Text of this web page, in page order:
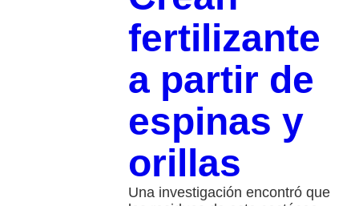
fertilizante
a partir de
espinas y
orillas
Una investigación encontró que